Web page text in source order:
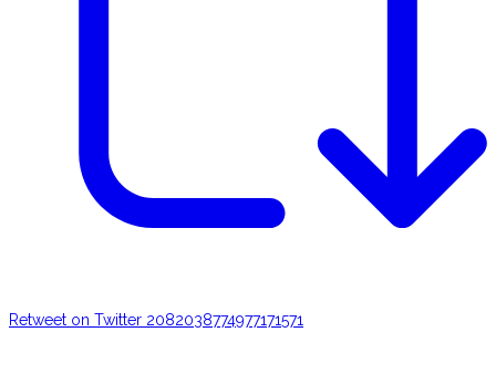
Retweet on Twitter 2082038774977171571